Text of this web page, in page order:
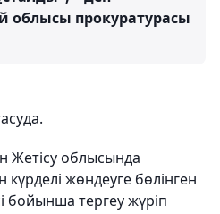
облысы прокуратурасы
Жетісу облысында
жөндеуге бөлінген
бойынша тергеу жүріп